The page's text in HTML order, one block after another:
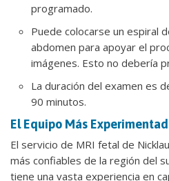
programado.
Puede colocarse un espiral
abdomen para apoyar el
imágenes. Esto no debería
La duración del examen es
90 minutos.
El Equipo Más
El servicio de MRI fetal de
más confiables de la región del
tiene una vasta experiencia en